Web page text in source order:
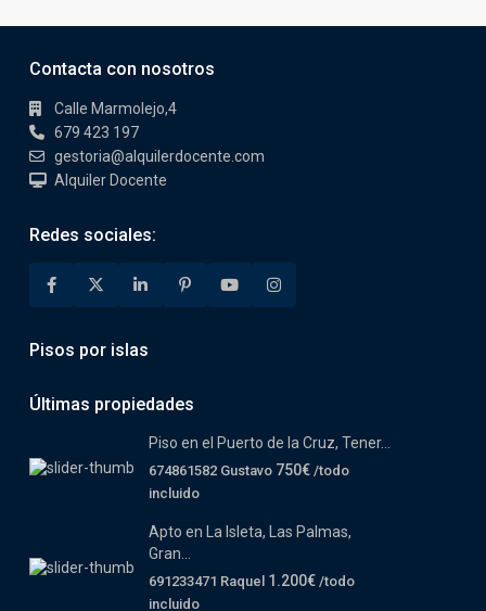
Contacta con nosotros
Calle Marmolejo,4
679 423 197
gestoria@alquilerdocente.com
Alquiler Docente
Redes sociales:
Pisos por islas
Últimas propiedades
Piso en el Puerto de la Cruz, Tener...
674861582 Gustavo 750€ /todo
incluido
Apto en La Isleta, Las Palmas,
Gran...
691233471 Raquel 1.200€ /todo
incluido